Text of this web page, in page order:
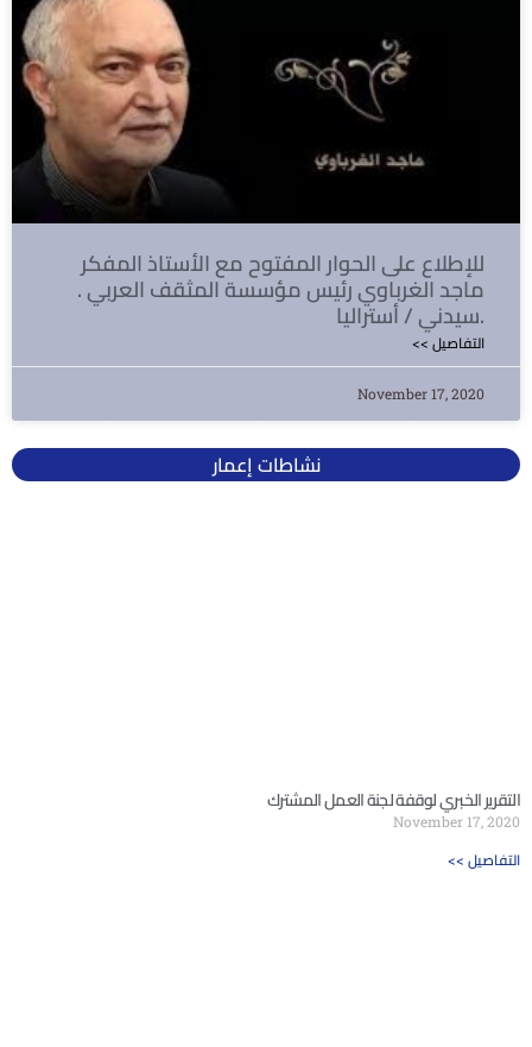
للإطلاع على الحوار المفتوح مع الأستاذ المفكر
ماجد الغرباوي رئيس مؤسسة المثقف العربي .
سيدني / أستراليا.
<< التفاصيل
November 17, 2020
نشاطات إعمار
التقرير الخبري لوقفة لجنة العمل المشترك
November 17, 2020
<< التفاصيل